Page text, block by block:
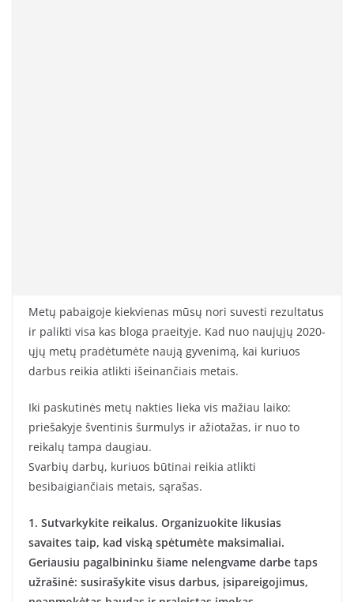
Metų pabaigoje kiekvienas mūsų nori suvesti rezultatus
ir palikti visa kas bloga praeityje. Kad nuo naujųjų 2020-
ųjų metų pradėtumėte naują gyvenimą, kai kuriuos
darbus reikia atlikti išeinančiais metais.
Iki paskutinės metų nakties lieka vis mažiau laiko:
priešakyje šventinis šurmulys ir ažiotažas, ir nuo to
reikalų tampa daugiau.
Svarbių darbų, kuriuos būtinai reikia atlikti
besibaigiančiais metais, sąrašas.
1. Sutvarkykite reikalus. Organizuokite likusias
savaites taip, kad viską spėtumėte maksimaliai.
Geriausiu pagalbininku šiame nelengvame darbe taps
užrašinė: susirašykite visus darbus, įsipareigojimus,